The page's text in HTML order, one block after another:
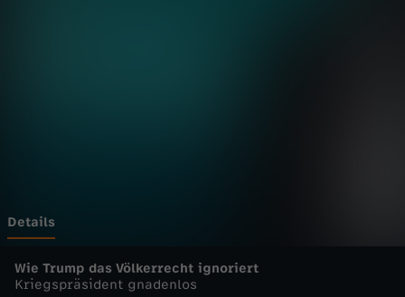
n
a
Details
Wie Trump das Völkerrecht ignoriert
Kriegspräsident gnadenlos